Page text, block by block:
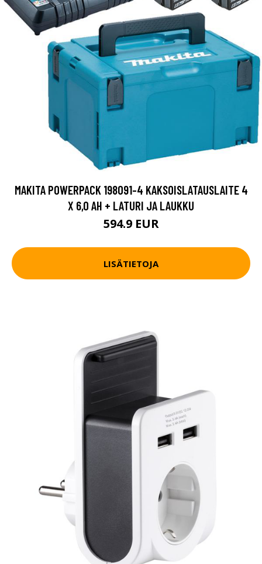
MAKITA POWERPACK 198091-4 KAKSOISLATAUSLAITE 4
X 6,0 AH + LATURI JA LAUKKU
594.9 EUR
LISÄTIETOJA